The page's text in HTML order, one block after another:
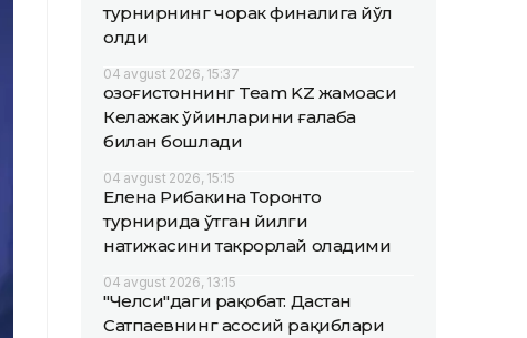
турнирнинг чорак финалига йўл
олди
04 avgust 2026, 15:37
Қозоғистоннинг Team KZ жамоаси
Келажак ўйинларини ғалаба
билан бошлади
04 avgust 2026, 15:15
Елена Рибакина Торонто
турнирида ўтган йилги
натижасини такрорлай оладими
04 avgust 2026, 13:15
"Челси"даги рақобат: Дастан
Сатпаевнинг асосий рақиблари